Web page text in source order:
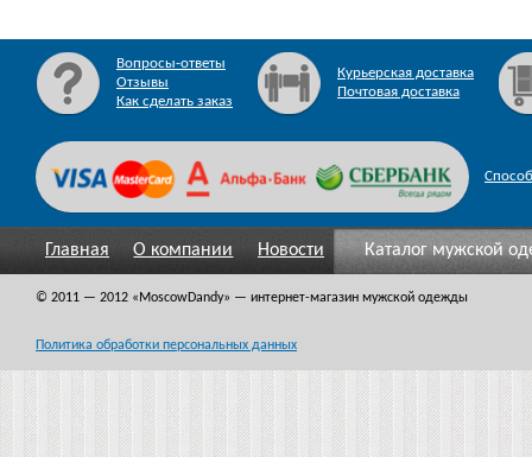
Вопросы-ответы
Отзывы
Как сделать заказ
Курьерская доставка
Почтовая доставка
Главная О компании Новости Каталог мужской
© 2011 — 2012 «MoscowDandy» — интернет-магазин мужской одежды
Политика обработки персональных данных